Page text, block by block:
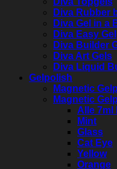
Diva Rubber
Diva Gel in a
Diva Easy Gel
Diva Builder
Diva Art Gels
Diva Liquid
Gelpolish
Magnetic
Magnetic
Alle 7ml
Mint
Glass
Cat Eye
Yellow
Orange